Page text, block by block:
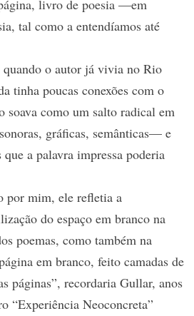
livro de poesia —em
tal como a entendíamos até
o autor já vivia no Rio
tinha poucas conexões com o
como um salto radical em
gráficas, semânticas— e
a palavra impressa poderia
por mim, ele refletia a
do espaço em branco na
poemas, como também na
em branco, feito camadas de
páginas”, recordaria Gullar, anos
“Experiência Neoconcreta”